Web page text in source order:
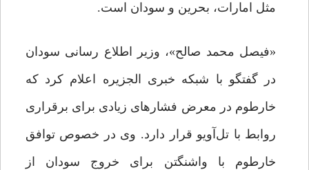
مثل امارات، بحرین و سودان است.
«فیصل محمد صالح»، وزیر اطلاع رسانی سودان
در گفتگو با شبکه خبری الجزیره اعلام کرد که
خارطوم در معرض فشارهای زیادی برای برقراری
روابط با تل‌آویو قرار دارد. وی در خصوص توافق
خارطوم با واشنگتن برای خروج سودان از